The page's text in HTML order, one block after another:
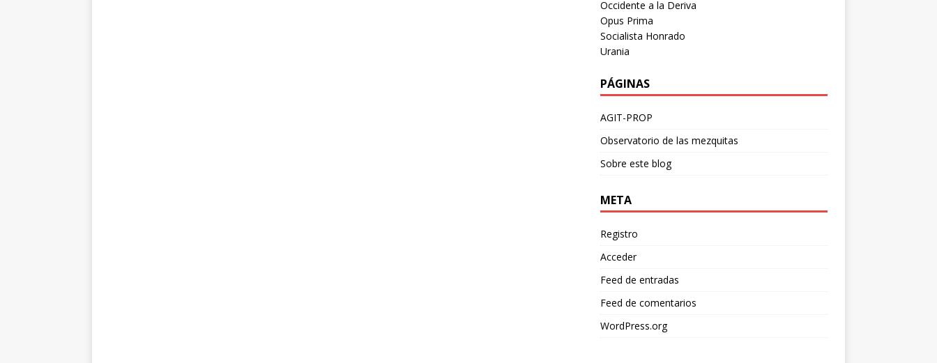
Occidente a la Deriva
Opus Prima
Socialista Honrado
Urania
PÁGINAS
AGIT-PROP
Observatorio de las mezquitas
Sobre este blog
META
Registro
Acceder
Feed de entradas
Feed de comentarios
WordPress.org